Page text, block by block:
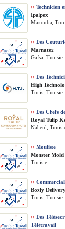
›› Technicien
Ipalpex
Manouba,
›› Des
Marnatex
Gafsa, Tunisie
›› Des
High
Tunis, Tunisie
›› Des Chefs
Royal Tulip
Nabeul,
›› Mouliste
Monster Mold
Tunisie
››
Boxly Delivery
Tunis, Tunisie
›› Des
Télétravail